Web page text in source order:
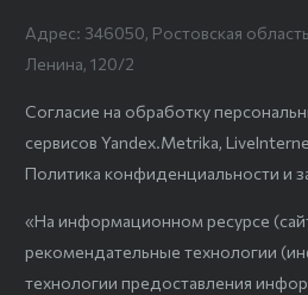
Адрес: 346050, Ростовская
Ленина, 120/2
Согласие на обработку
сервисов Yandex.Metrika,
Политика конфиденциальности и
«На информационном ресурсе
рекомендательные технологии
технологии предоставления